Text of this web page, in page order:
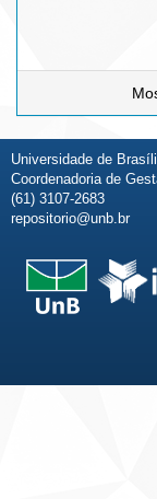
Universidade de
Coordenadoria de
(61) 3107-2683
repositorio@unb.br